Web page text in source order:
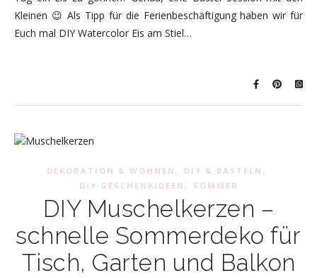
Kleinen 😉 Als Tipp für die Ferienbeschäftigung haben wir für
Euch mal DIY Watercolor Eis am Stiel…
DEKORATION & WOHNEN , DIY & BASTELN ,
DIY GESCHENKIDEEN , SOMMER
DIY Muschelkerzen –
schnelle Sommerdeko für
Tisch, Garten und Balkon